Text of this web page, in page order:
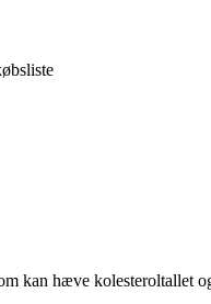
kan hæve kolesteroltallet